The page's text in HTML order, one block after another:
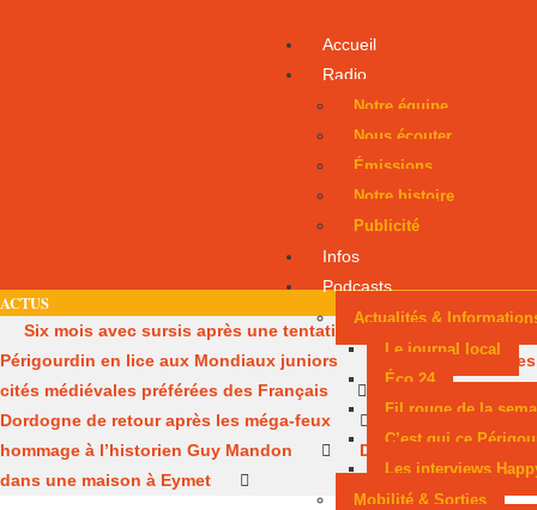
Accueil
Radio
Notre équipe
Nous écouter
Émissions
Notre histoire
Publicité
Infos
Podcasts
Actualités &
Le journal local
Éco 24
Fil rouge de la
C’est qui ce
Les interviews
Mobilité & Sorties
ACTUS
Six mois avec sursis après une tentative d’incendie
Périgourdin en lice aux Mondiaux juniors
Sarlat, parmi les
cités médiévales préférées des Français
Dordogne de retour après les méga-feux
hommage à l’historien Guy Mandon
Des obus découverts
dans une maison à Eymet